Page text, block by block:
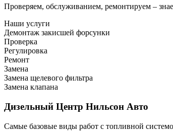
Проверяем, обслуживанием, ремонтируем –
Наши услуги
Демонтаж закисшей форсунки
Проверка
Регулировка
Ремонт
Замена
Замена щелевого фильтра
Замена клапана
Дизельный Центр Нильсон Авто
Самые базовые виды работ с топливной